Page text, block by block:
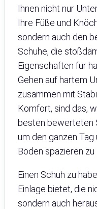
Ihnen nicht nur
Ihre Füße und
sondern auch den
Schuhe, die
Eigenschaften für
Gehen auf hartem
zusammen mit
Komfort, sind das,
besten bewerteten
um den ganzen
Böden spazieren zu
Einen Schuh zu
Einlage bietet, die
sondern auch